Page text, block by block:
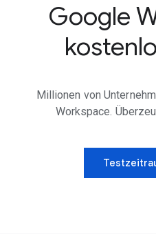
Google
Millionen von
Workspace.